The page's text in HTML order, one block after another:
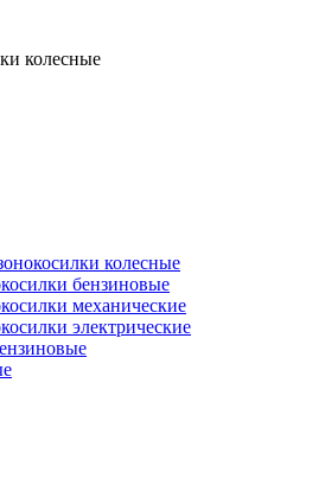
колесные
колесные
бензиновые
механические
электрические